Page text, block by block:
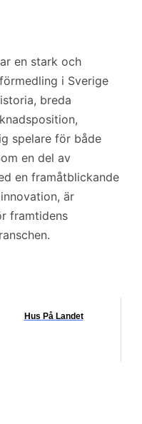
en stark och
i Sverige
breda
spelare för både
en del av
en framåtblickande
är
framtidens
Hus På Landet